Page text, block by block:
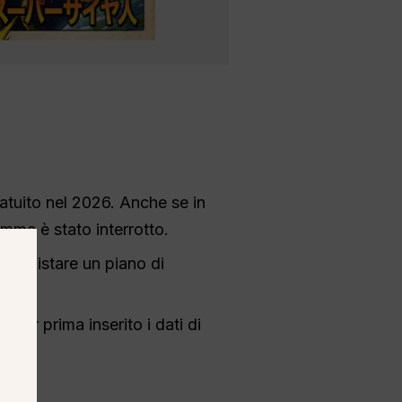
nel 2026. Anche se in
è stato interrotto.
un piano di
prima inserito i dati di